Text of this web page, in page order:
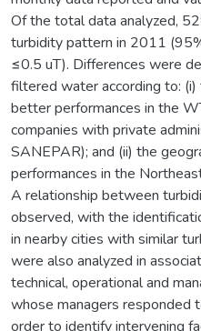
Of the total data analyzed,
turbidity pattern in 2011
≤0.5 uT). Differences were
filtered water according to:
better performances in the
companies with private
SANEPAR); and (ii) the
performances in the
A relationship between
observed, with the
in nearby cities with similar
were also analyzed in
technical, operational and
whose managers responded
order to identify intervening